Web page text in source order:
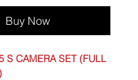
Buy Now
S CAMERA SET (FULL